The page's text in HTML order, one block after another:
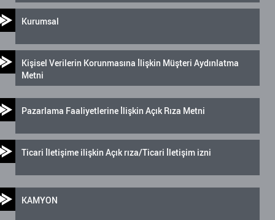
Kurumsal
Kişisel Verilerin Korunmasına İlişkin Müşteri Aydınlatma
Metni
Pazarlama Faaliyetlerine İlişkin Açık Rıza Metni
Ticari İletişime ilişkin Açık rıza/Ticari İletişim izni
KAMYON